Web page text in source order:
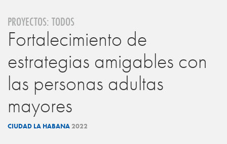
PROYECTOS: TODOS
Fortalecimiento de
estrategias amigables con
las personas adultas
mayores
CIUDAD LA HABANA2022